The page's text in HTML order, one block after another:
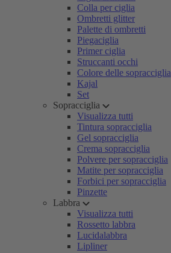
Colla per ciglia
Ombretti glitter
Palette di ombretti
Piegaciglia
Primer ciglia
Struccanti occhi
Colore delle sopracciglia
Kajal
Set
Sopracciglia
Visualizza tutti
Tintura sopracciglia
Gel sopracciglia
Crema sopracciglia
Polvere per sopracciglia
Matite per sopracciglia
Forbici per sopracciglia
Pinzette
Labbra
Visualizza tutti
Rossetto labbra
Lucidalabbra
Lipliner